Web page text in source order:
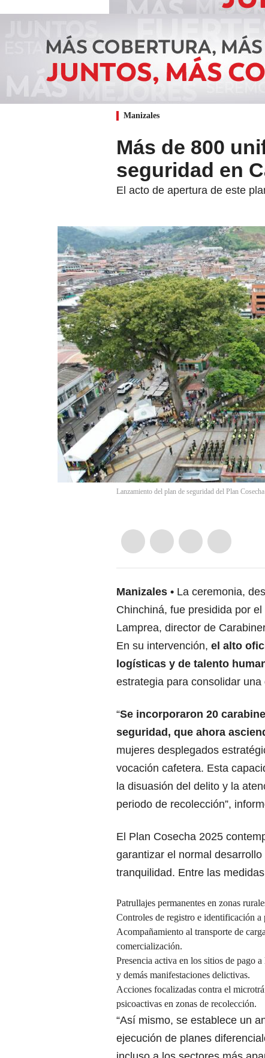
Manizales
Más de 800
seguridad en
El acto de apertura de este
Lanzamiento del plan de seguridad del Plan
Manizales
La ceremonia,
Chinchiná, fue presidida por
Lamprea, director de
En su intervención, el alto
logísticas y de talento
estrategia para consolidar una
“Se incorporaron 20
seguridad, que ahora
mujeres desplegados
vocación cafetera. Esta
la disuasión del delito y la
periodo de recolección”,
El Plan Cosecha 2025
garantizar el normal
tranquilidad. Entre las
Patrullajes permanentes en zonas
Controles de registro e identificación a
Acompañamiento al transporte de
comercialización.
Presencia activa en los sitios de pago
y demás manifestaciones delictivas.
Acciones focalizadas contra el
psicoactivas en zonas de recolección.
“Así mismo, se establece un
ejecución de planes